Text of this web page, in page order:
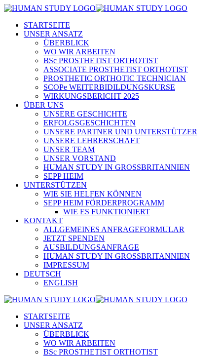
STARTSEITE
UNSER ANSATZ
ÜBERBLICK
WO WIR ARBEITEN
BSc PROSTHETIST ORTHOTIST
ASSOCIATE PROSTHETIST ORTHOTIST
PROSTHETIC ORTHOTIC TECHNICIAN
SCOPe WEITERBIDILDUNGSKURSE
WIRKUNGSBERICHT 2025
ÜBER UNS
UNSERE GESCHICHTE
ERFOLGSGESCHICHTEN
UNSERE PARTNER UND UNTERSTÜTZER
UNSERE LEHRERSCHAFT
UNSER TEAM
UNSER VORSTAND
HUMAN STUDY IN GROSSBRITANNIEN
SEPP HEIM
UNTERSTÜTZEN
WIE SIE HELFEN KÖNNEN
SEPP HEIM FÖRDERPROGRAMM
WIE ES FUNKTIONIERT
KONTAKT
ALLGEMEINES ANFRAGEFORMULAR
JETZT SPENDEN
AUSBILDUNGSANFRAGE
HUMAN STUDY IN GROSSBRITANNIEN
IMPRESSUM
DEUTSCH
ENGLISH
STARTSEITE
UNSER ANSATZ
ÜBERBLICK
WO WIR ARBEITEN
BSc PROSTHETIST ORTHOTIST